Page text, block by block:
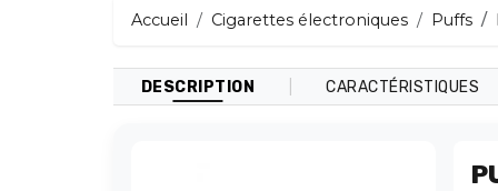
Accueil Cigarettes électroniques Puffs
DESCRIPTION CARACTÉRISTIQUES